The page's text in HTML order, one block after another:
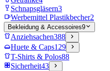
Schnapsgläsern3
Werbemittel Plastikbecher2
Bekleidung & Accessoires9
Anziehsachen388
Huete & Caps129
T-Shirts & Polos88
Sicherheit43